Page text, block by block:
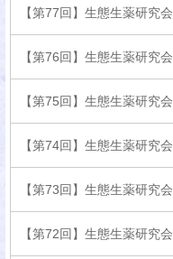
【第77回】生態生薬研究会
【第76回】生態生薬研究会
【第75回】生態生薬研究会
【第74回】生態生薬研究会
【第73回】生態生薬研究会
【第72回】生態生薬研究会